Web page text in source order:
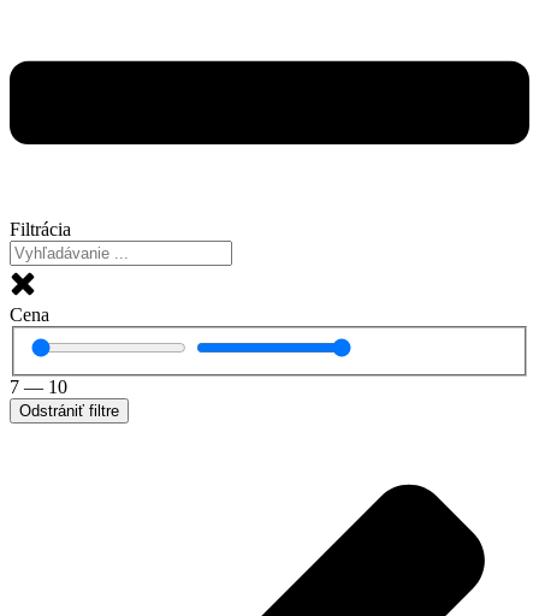
Filtrácia
Cena
7 — 10
Odstrániť filtre